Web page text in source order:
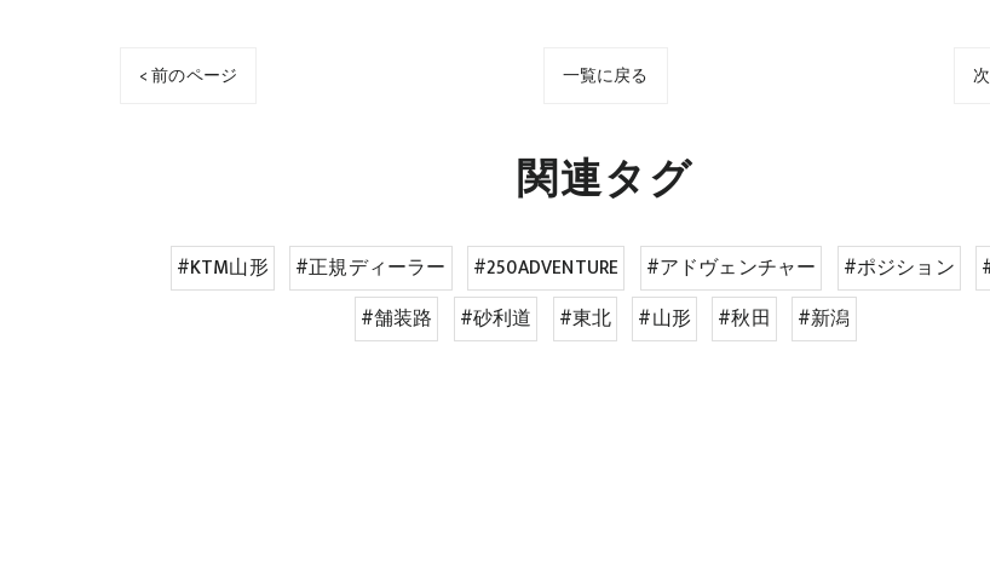
< 前のページ 一覧に戻る
関連タグ
#KTM山形 #正規ディーラー #250ADVENTURE #アドヴェンチャー #ポジション
#舗装路
#砂利道 #東北 #山形 #秋田 #新潟